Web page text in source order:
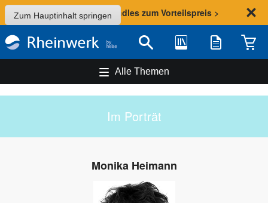
Zum Hauptinhalt springen
Sommer-Aktion: Bundles zum Vorteilspreis >
Suche Bibliothek Merkliste
Alle Themen
Im Porträt
Monika Heimann